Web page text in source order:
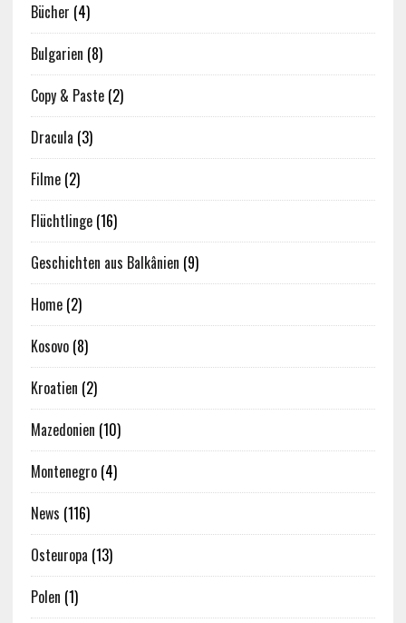
Bücher (4)
Bulgarien (8)
Copy & Paste(2)
Dracula (3)
Filme(2)
Flüchtlinge(16)
Geschichten aus Balkânien (9)
Home(2)
Kosovo(8)
Kroatien (2)
Mazedonien (10)
Montenegro(4)
News (116)
Osteuropa (13)
Polen (1)